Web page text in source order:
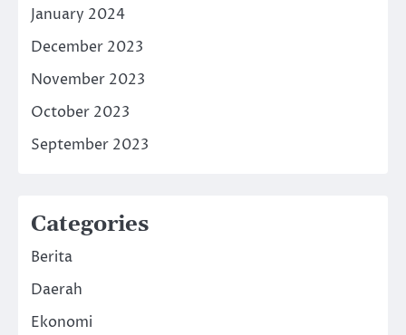
January 2024
December 2023
November 2023
October 2023
September 2023
Categories
Berita
Daerah
Ekonomi